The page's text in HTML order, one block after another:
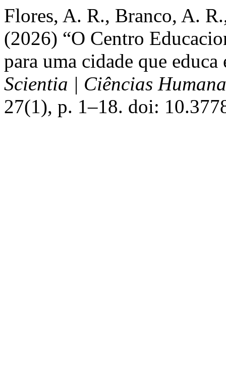
Flores, A. R., Branco, A.
(2026) “O Centro
para uma cidade que
Scientia | Ciências
27(1), p. 1–18. doi: